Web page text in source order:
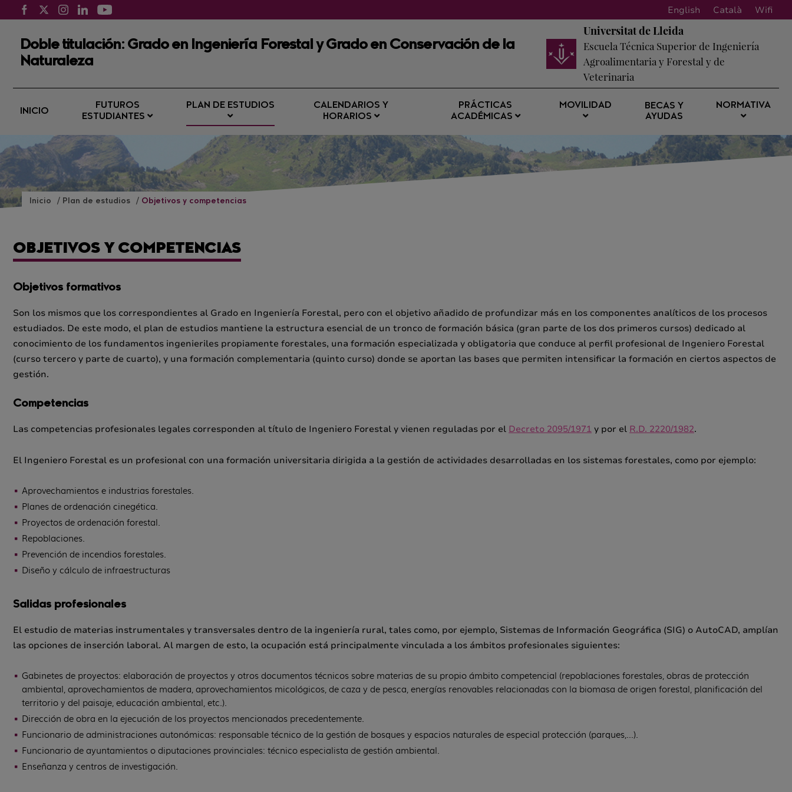
English Català Wifi
Doble titulación: Grado en Ingeniería Forestal y Grado en Conservación de la
Naturaleza
Universitat de Lleida
Escuela Técnica Superior de Ingeniería
Agroalimentaria y Forestal y de
Veterinaria
INICIO
FUTUROS
ESTUDIANTES
PLAN DE ESTUDIOS
CALENDARIOS Y
HORARIOS
PRÁCTICAS
ACADÉMICAS
MOVILIDAD
BECAS Y
AYUDAS
NORMATIVA
Inicio Plan de estudios Objetivos y competencias
OBJETIVOS Y COMPETENCIAS
Objetivos formativos
Son los mismos que los correspondientes al Grado en Ingeniería Forestal, pero con el objetivo añadido de profundizar más en los componentes analíticos de los procesos
estudiados. De este modo, el plan de estudios mantiene la estructura esencial de un tronco de formación básica (gran parte de los dos primeros cursos) dedicado al
conocimiento de los fundamentos ingenieriles propiamente forestales, una formación especializada y obligatoria que conduce al perfil profesional de Ingeniero Forestal
(curso tercero y parte de cuarto), y una formación complementaria (quinto curso) donde se aportan las bases que permiten intensificar la formación en ciertos aspectos de
gestión.
Competencias
Las competencias profesionales legales corresponden al título de Ingeniero Forestal y vienen reguladas por el Decreto 2095/1971 y por el R.D. 2220/1982.
El Ingeniero Forestal es un profesional con una formación universitaria dirigida a la gestión de actividades desarrolladas en los sistemas forestales, como por ejemplo:
Aprovechamientos e industrias forestales.
Planes de ordenación cinegética.
Proyectos de ordenación forestal.
Repoblaciones.
Prevención de incendios forestales.
Diseño y cálculo de infraestructuras
Salidas profesionales
El estudio de materias instrumentales y transversales dentro de la ingeniería rural, tales como, por ejemplo, Sistemas de Información Geográfica (SIG) o AutoCAD, amplían
las opciones de inserción laboral. Al margen de esto, la ocupación está principalmente vinculada a los ámbitos profesionales siguientes:
Gabinetes de proyectos: elaboración de proyectos y otros documentos técnicos sobre materias de su propio ámbito competencial (repoblaciones forestales, obras de protección
ambiental, aprovechamientos de madera, aprovechamientos micológicos, de caza y de pesca, energías renovables relacionadas con la biomasa de origen forestal, planificación del
territorio y del paisaje, educación ambiental, etc.).
Dirección de obra en la ejecución de los proyectos mencionados precedentemente.
Funcionario de administraciones autonómicas: responsable técnico de la gestión de bosques y espacios naturales de especial protección (parques,…).
Funcionario de ayuntamientos o diputaciones provinciales: técnico especialista de gestión ambiental.
Enseñanza y centros de investigación.